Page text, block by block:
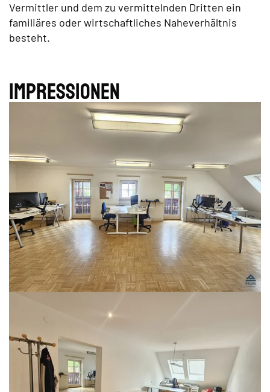
Vermittler und dem zu vermittelnden Dritten ein
familiäres oder wirtschaftliches Naheverhältnis
besteht.
Impres­sionen